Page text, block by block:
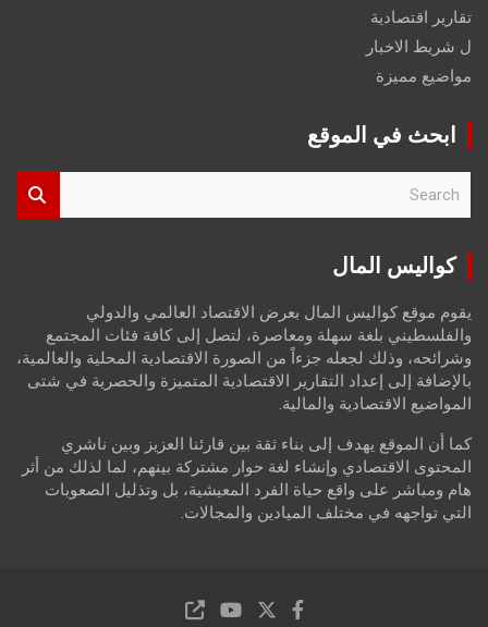
تقارير اقتصادية
ل شريط الاخبار
مواضيع مميزة
ابحث في الموقع
r
كواليس المال
يقوم موقع كواليس المال بعرض الاقتصاد العالمي والدولي
والفلسطيني بلغة سهلة ومعاصرة، لتصل إلى كافة فئات المجتمع
وشرائحه، وذلك لجعله جزءاً من الصورة الاقتصادية المحلية والعالمية،
بالإضافة إلى إعداد التقارير الاقتصادية المتميزة والحصرية في شتى
المواضيع الاقتصادية والمالية.
كما أن الموقع يهدف إلى بناء ثقة بين قارئنا العزيز وبين ناشري
المحتوى الاقتصادي وإنشاء لغة حوار مشتركة بينهم، لما لذلك من أثر
هام ومباشر على واقع حياة الفرد المعيشية، بل وتذليل الصعوبات
التي تواجهه في مختلف الميادين والمجالات.